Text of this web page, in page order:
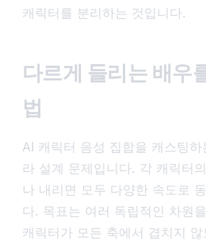
캐릭터를 분리하는 것입니다.
다르게 들리는 배우
법
AI 캐릭터 음성 집합을 캐스팅
라 설계 문제입니다. 각 캐릭터
나 내리면 모두 다양한 속도로
다. 목표는 여러 독립적인 차원
캐릭터가 모든 축에서 겹치지